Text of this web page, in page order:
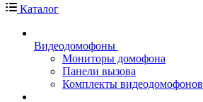
Каталог
Видеодомофоны
Мониторы домофона
Панели вызова
Комплекты видеодомофонов